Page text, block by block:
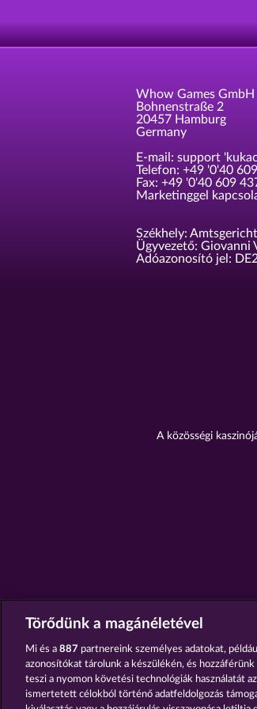
Whow Games GmbH
Bohnenstraße 2
20457 Hamburg
Germany
E-mail: support
Telefon: +49 '0'40
Fax: +49 '0'40 609
Marketinggel
Székhely:
Ügyvezető: Giovanni
Adóazonosító jel:
A közösségi
Törődünk a magánéletével
Mi és a 887 partnereink személyes adatokat,
azonosítókat tárolunk a készülékén, és
teszi a nyomon követési technológiák használatát
ismertetett célokból történő adatfeldolgozás